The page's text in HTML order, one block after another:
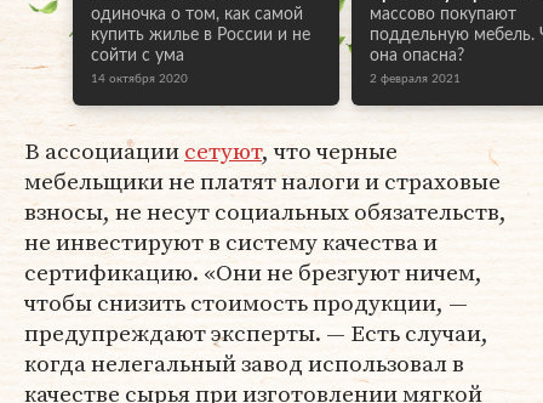
одиночка о том, как самой
купить жилье в России и не
сойти с ума
14 октября 2020
массово покупают
поддельную мебель.
она опасна?
2 февраля 2021
В ассоциациисетуют, что черные
мебельщики не платят налоги и страховые
взносы, не несут социальных обязательств,
не инвестируют в систему качества и
сертификацию. «Они не брезгуют ничем,
чтобы снизить стоимость продукции, —
предупреждают эксперты. — Есть случаи,
когда нелегальный завод использовал в
качестве сырья при изготовлении мягкой